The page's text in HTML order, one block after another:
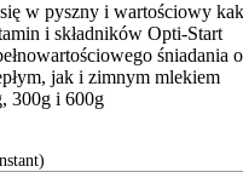
w pyszny i wartościowy
i składników Opti-Start
jak i zimnym mlekiem
300g i 600g